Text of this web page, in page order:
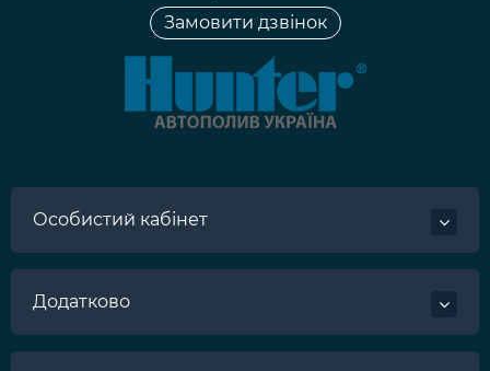
Замовити дзвінок
Особистий кабінет
Додатково